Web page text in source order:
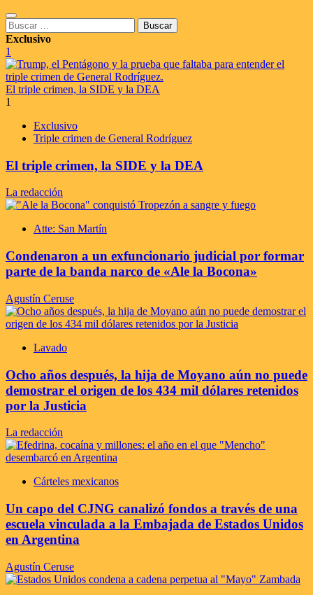
Saltar
al
contenido
Menú
principal
Buscar:
Exclusivo
1
El triple crimen, la SIDE y la DEA
1
Exclusivo
Triple crimen de General Rodríguez
El triple crimen, la SIDE y la DEA
La redacción
Atte: San Martín
Condenaron a un exfuncionario judicial por formar
parte de la banda narco de «Ale la Bocona»
Agustín Ceruse
Lavado
Ocho años después, la hija de Moyano aún no puede
demostrar el origen de los 434 mil dólares retenidos
por la Justicia
La redacción
Cárteles mexicanos
Un capo del CJNG canalizó fondos a través de una
escuela vinculada a la Embajada de Estados Unidos
en Argentina
Agustín Ceruse